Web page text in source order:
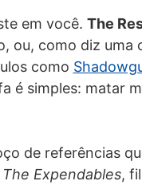
em você. The
ou, como diz uma
como
é simples: matar
de referências
The Expendables,